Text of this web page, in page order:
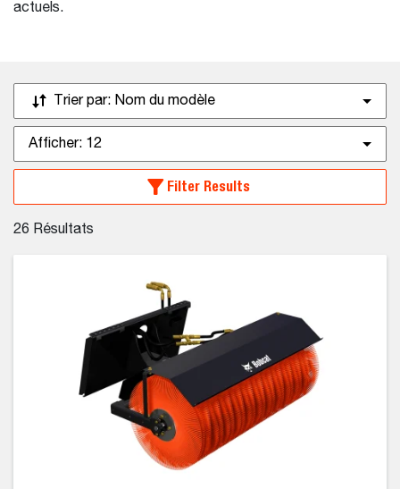
actuels.
Trier par: Nom du modèle
Afficher: 12
Filter Results
26 Résultats